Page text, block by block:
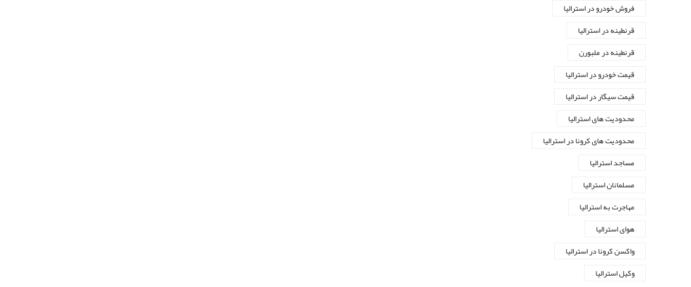
فروش خودرو در استرالیا
قرنطینه در استرالیا
قرنطینه در ملبورن
قیمت خودرو در استرالیا
قیمت سیگار در استرالیا
محدودیت های استرالیا
محدودیت های کرونا در استرالیا
مساجد استرالیا
مسلمانان استرالیا
مهاجرت به استرالیا
هوای استرالیا
واکسن کرونا در استرالیا
وکیل استرالیا